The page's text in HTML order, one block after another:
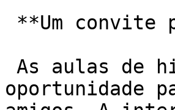
oportunidade